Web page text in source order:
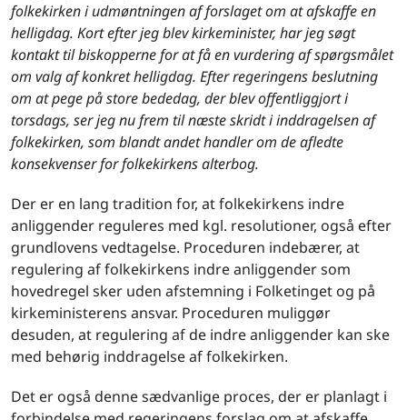
folkekirken i udmøntningen af forslaget om at afskaffe en
helligdag. Kort efter jeg blev kirkeminister, har jeg søgt
kontakt til biskopperne for at få en vurdering af spørgsmålet
om valg af konkret helligdag. Efter regeringens beslutning
om at pege på store bededag, der blev offentliggjort i
torsdags, ser jeg nu frem til næste skridt i inddragelsen af
folkekirken, som blandt andet handler om de afledte
konsekvenser for folkekirkens alterbog.
Der er en lang tradition for, at folkekirkens indre
anliggender reguleres med kgl. resolutioner, også efter
grundlovens vedtagelse. Proceduren indebærer, at
regulering af folkekirkens indre anliggender som
hovedregel sker uden afstemning i Folketinget og på
kirkeministerens ansvar. Proceduren muliggør
desuden, at regulering af de indre anliggender kan ske
med behørig inddragelse af folkekirken.
Det er også denne sædvanlige proces, der er planlagt i